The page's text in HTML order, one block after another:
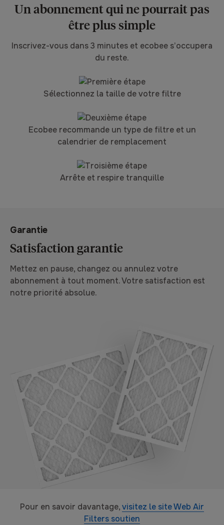
Un abonnement qui ne pourrait pas
être plus simple
Inscrivez-vous dans 3 minutes et ecobee s’occupera
du reste.
Sélectionnez la taille de votre filtre
Ecobee recommande un type de filtre et un
calendrier de remplacement
Arrête et respire tranquille
Garantie
Satisfaction garantie
Mettez en pause, changez ou annulez votre
abonnement à tout moment. Votre satisfaction est
notre priorité absolue.
Pour en savoir davantage,visitez le site Web Air
Filters soutien